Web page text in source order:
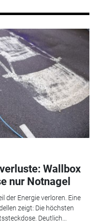
Wallbox
nur Notnagel
der Energie verloren. Eine
zeigt: Die höchsten
Deutlich...